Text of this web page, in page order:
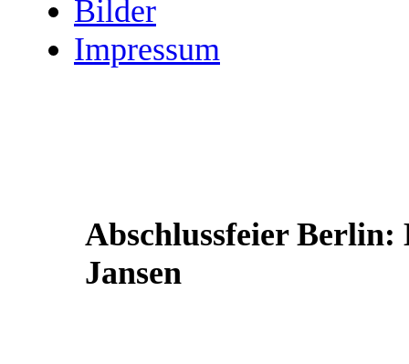
Bilder
Impressum
Abschlussfeier
Jansen